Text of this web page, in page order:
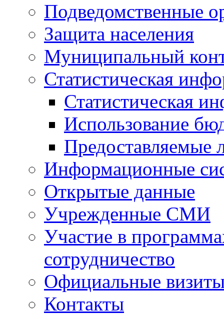
Подведомственные
Защита населения
Муниципальный
Статистическая
Статистическая
Использование
Предоставляемые
Информационные
Открытые данные
Учрежденные СМИ
Участие в
сотрудничество
Официальные
Контакты